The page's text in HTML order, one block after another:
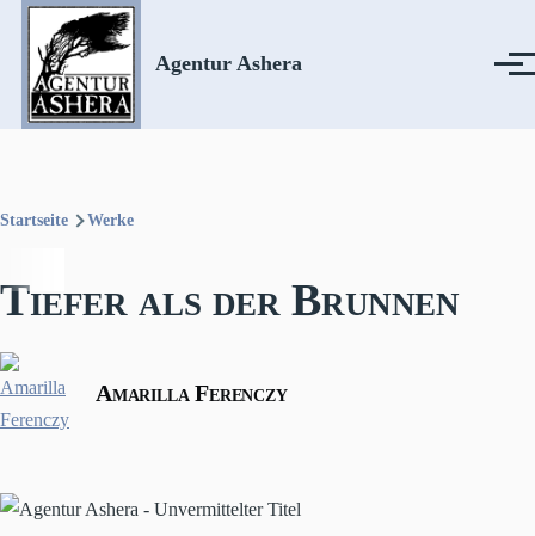
Direkt zum Inhalt
Agentur Ashera Menü
Startseite Werke
Tiefer als der Brunnen
Amarilla Ferenczy